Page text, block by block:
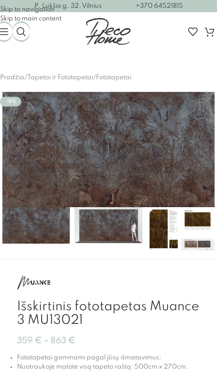
Skip to navigation
Skip to main content
P. Lukšio g. 32, Vilnius +370 64521815
Pradžia/ Tapetai ir Fototapetai/Fototapetai
-18%
Išskirtinis fototapetas Muance
3 MU13021
359 € – 863 €
Fototapetai gaminami pagal jūsų išmatavimus;
Nuotraukoje matote visą tapeto raštą: 500cm x 270cm.